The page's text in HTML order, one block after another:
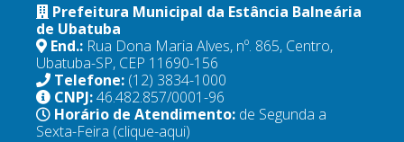
Prefeitura Municipal da Estância Balneária
de Ubatuba
End.: Rua Dona Maria Alves, nº. 865, Centro,
Ubatuba-SP, CEP 11690-156
Telefone: (12) 3834-1000
CNPJ:46.482.857/0001-96
Horário de Atendimento: de Segunda a
Sexta-Feira (clique-aqui)